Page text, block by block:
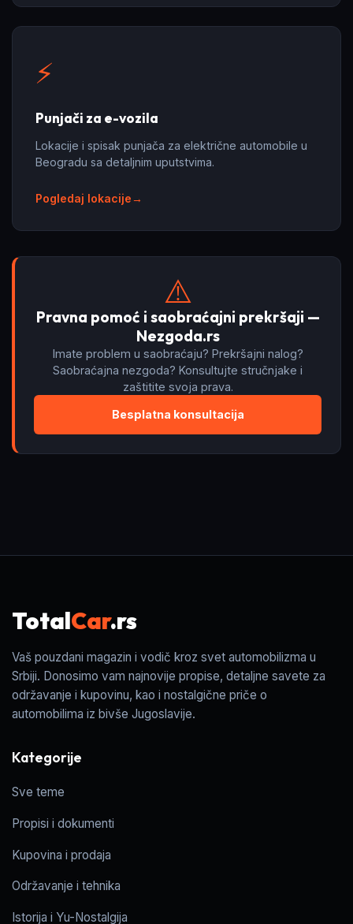
⚡
Punjači za e-vozila
Lokacije i spisak punjača za električne automobile u
Beogradu sa detaljnim uputstvima.
Pogledaj lokacije
⚠️
Pravna pomoć i saobraćajni prekršaji —
Nezgoda.rs
Imate problem u saobraćaju? Prekršajni nalog?
Saobraćajna nezgoda? Konsultujte stručnjake i
zaštitite svoja prava.
Besplatna konsultacija
TotalCar.rs
Vaš pouzdani magazin i vodič kroz svet automobilizma u
Srbiji. Donosimo vam najnovije propise, detaljne savete za
održavanje i kupovinu, kao i nostalgične priče o
automobilima iz bivše Jugoslavije.
Kategorije
Sve teme
Propisi i dokumenti
Kupovina i prodaja
Održavanje i tehnika
Istorija i Yu-Nostalgija